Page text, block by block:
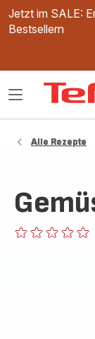
Jetzt im SALE:
Bestsellern
Das
Alle Rezepte